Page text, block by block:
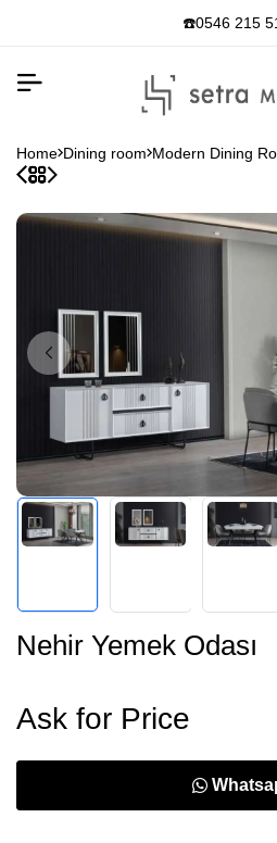
☎️0546 215
Home Dining room Modern Dining
Nehir Yemek Odası
Ask for Price